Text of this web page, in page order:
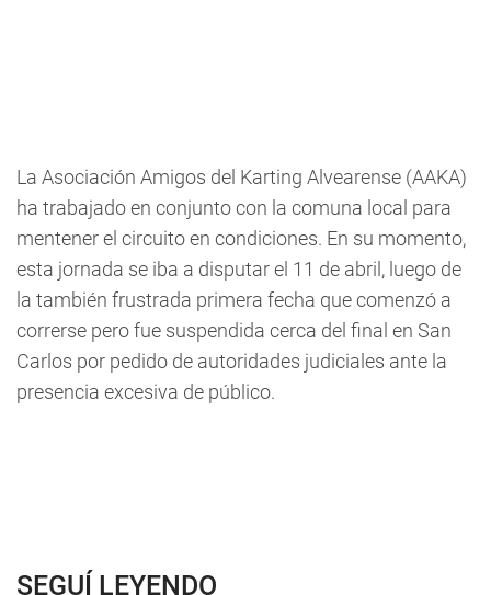
La Asociación Amigos del Karting Alvearense (AAKA)
ha trabajado en conjunto con la comuna local para
mentener el circuito en condiciones. En su momento,
esta jornada se iba a disputar el 11 de abril, luego de
la también frustrada primera fecha que comenzó a
correrse pero fue suspendida cerca del final en San
Carlos por pedido de autoridades judiciales ante la
presencia excesiva de público.
SEGUÍ LEYENDO